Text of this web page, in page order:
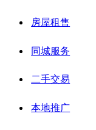
房屋租售
同城服务
二手交易
本地推广